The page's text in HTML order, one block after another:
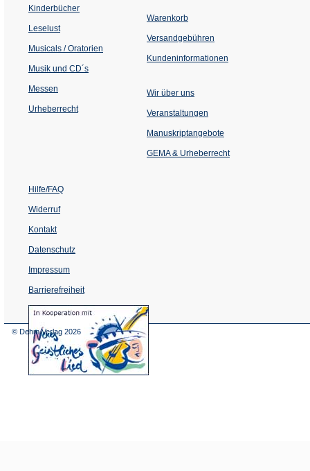
Kinderbücher
Leselust
Musicals / Oratorien
Musik und CD´s
Messen
Urheberrecht
Warenkorb
Versandgebühren
Kundeninformationen
Wir über uns
Veranstaltungen
einem
Tab)
Manuskriptangebote
GEMA & Urheberrecht
Hilfe/FAQ
Widerruf
Kontakt
Datenschutz
Impressum
Barrierefreiheit
(Öffnet
in
© Dehm Verlag 2026